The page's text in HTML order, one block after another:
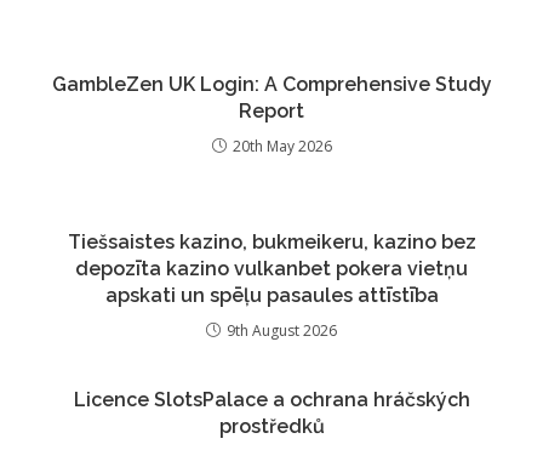
GambleZen UK Login: A Comprehensive Study
Report
20th May 2026
Tiešsaistes kazino, bukmeikeru, kazino bez
depozīta kazino vulkanbet pokera vietņu
apskati un spēļu pasaules attīstība
9th August 2026
Licence SlotsPalace a ochrana hráčských
prostředků